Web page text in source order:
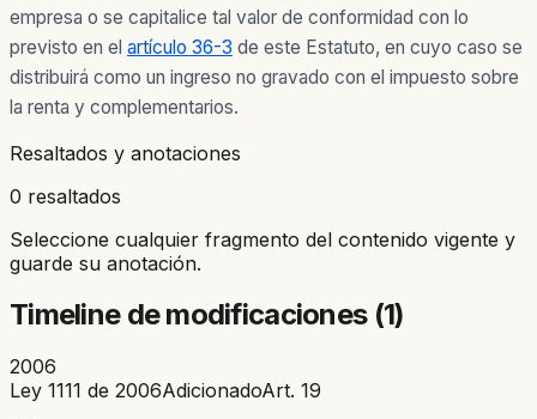
empresa o se capitalice tal valor de conformidad con lo
previsto en el artículo 36-3 de este Estatuto, en cuyo caso se
distribuirá como un ingreso no gravado con el impuesto sobre
la renta y complementarios.
Resaltados y anotaciones
0 resaltados
Seleccione cualquier fragmento del contenido vigente y
guarde su anotación.
Timeline de modificaciones (1)
2006
Ley 1111 de 2006AdicionadoArt. 19